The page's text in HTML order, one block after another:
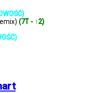
(7T - ↑2)